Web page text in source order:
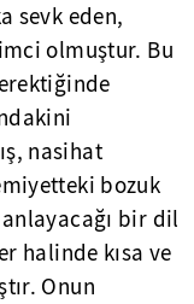
sevk eden,
olmuştur. Bu
nasihat
bozuk
bir dil
halinde kısa ve
Onun